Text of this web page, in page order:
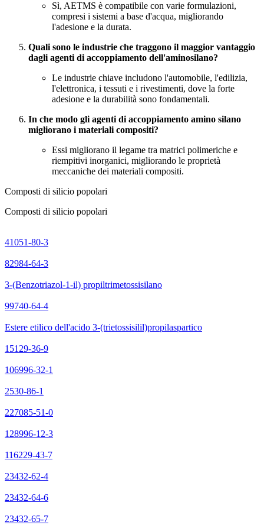
Sì, AETMS è compatibile con varie formulazioni,
compresi i sistemi a base d'acqua, migliorando
l'adesione e la durata.
Quali sono le industrie che traggono il maggior vantaggio
dagli agenti di accoppiamento dell'aminosilano?
Le industrie chiave includono l'automobile, l'edilizia,
l'elettronica, i tessuti e i rivestimenti, dove la forte
adesione e la durabilità sono fondamentali.
In che modo gli agenti di accoppiamento amino silano
migliorano i materiali compositi?
Essi migliorano il legame tra matrici polimeriche e
riempitivi inorganici, migliorando le proprietà
meccaniche dei materiali compositi.
Composti di silicio popolari
Composti di silicio popolari
41051-80-3
82984-64-3
3-(Benzotriazol-1-il) propiltrimetossisilano
99740-64-4
Estere etilico dell'acido 3-(trietossisilil)propilaspartico
15129-36-9
106996-32-1
2530-86-1
227085-51-0
128996-12-3
116229-43-7
23432-62-4
23432-64-6
23432-65-7